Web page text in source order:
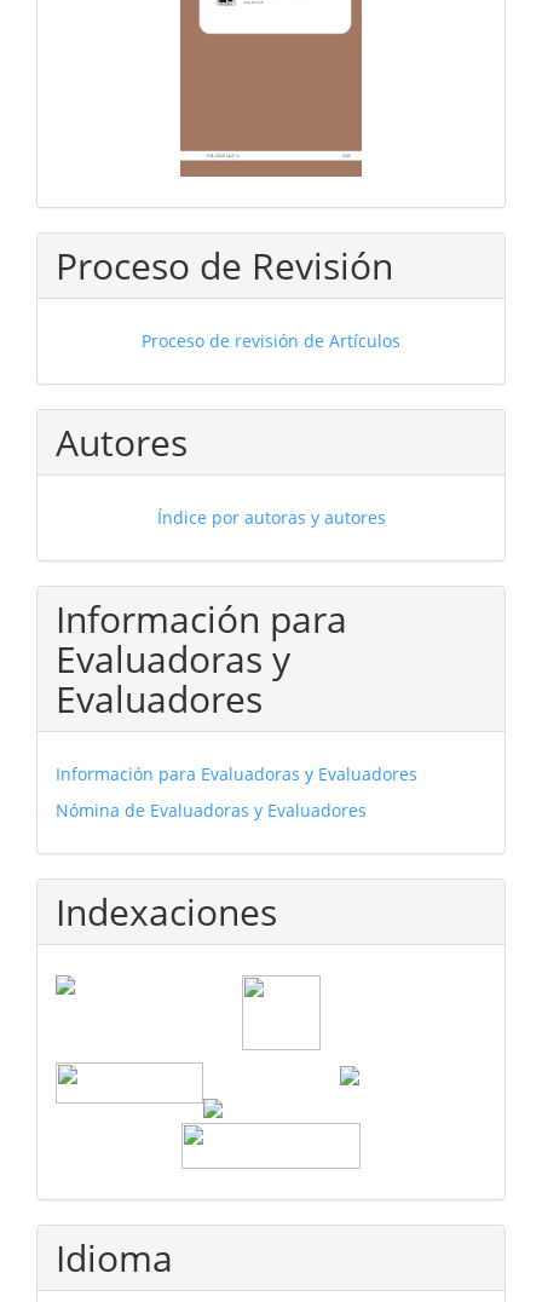
Proceso de Revisión
Proceso de revisión de Artículos
Autores
Índice por autoras y autores
Información para
Evaluadoras y
Evaluadores
Información para Evaluadoras y Evaluadores
Nómina de Evaluadoras y Evaluadores
Indexaciones
Idioma